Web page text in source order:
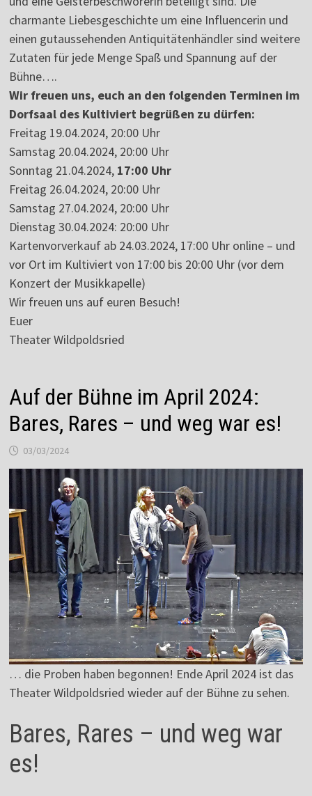
charmante Liebesgeschichte um eine Influencerin und
einen gutaussehenden Antiquitätenhändler sind weitere
Zutaten für jede Menge Spaß und Spannung auf der
Bühne….
Wir freuen uns, euch an den folgenden Terminen im
Dorfsaal des Kultiviert begrüßen zu dürfen:
Freitag 19.04.2024, 20:00 Uhr
Samstag 20.04.2024, 20:00 Uhr
Sonntag 21.04.2024, 17:00 Uhr
Freitag 26.04.2024, 20:00 Uhr
Samstag 27.04.2024, 20:00 Uhr
Dienstag 30.04.2024: 20:00 Uhr
Kartenvorverkauf ab 24.03.2024, 17:00 Uhr online – und
vor Ort im Kultiviert von 17:00 bis 20:00 Uhr (vor dem
Konzert der Musikkapelle)
Wir freuen uns auf euren Besuch!
Euer
Theater Wildpoldsried
Auf der Bühne im April 2024:
Bares, Rares – und weg war es!
03/03/2024
… die Proben haben begonnen! Ende April 2024 ist das
Theater Wildpoldsried wieder auf der Bühne zu sehen.
Bares, Rares – und weg war
es!